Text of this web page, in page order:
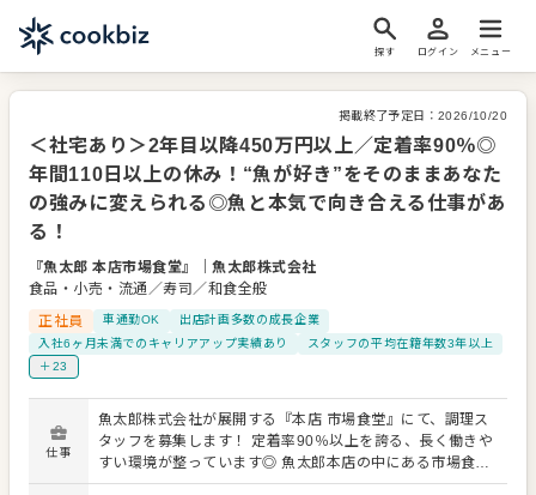
探す ログイン メニュー
掲載終了予定日： 2026/10/20
＜社宅あり＞2年目以降450万円以上／定着率90％◎
年間110日以上の休み！“魚が好き”をそのままあなた
の強みに変えられる◎魚と本気で向き合える仕事があ
る！
『魚太郎 本店市場食堂』 ｜魚太郎株式会社
食品・小売・流通／寿司／和食全般
正社員
車通勤OK
出店計画多数の成長企業
入社6ヶ月未満でのキャリアアップ実績あり
スタッフの平均在籍年数3年以上
＋23
仕事
魚太郎株式会社が展開する『本店 市場食堂』にて、調理ス
タッフを募集します！ 定着率90％以上を誇る、長く働きや
すい環境が整っています◎ 魚太郎本店の中にある市場食
堂。毎朝直送される漁港から獲れたての地魚をさばいてお